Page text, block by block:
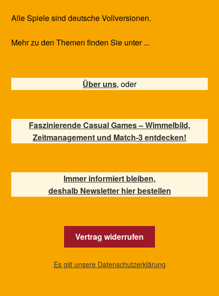
Alle Spiele sind deutsche Vollversionen.
Mehr zu den Themen finden Sie unter ...
Über uns, oder
Faszinierende Casual Games – Wimmelbild,
Zeitmanagement und Match-3 entdecken!
Immer informiert bleiben,
deshalb Newsletter hier bestellen
Vertrag widerrufen
Es gilt unsere Datenschutzerklärung